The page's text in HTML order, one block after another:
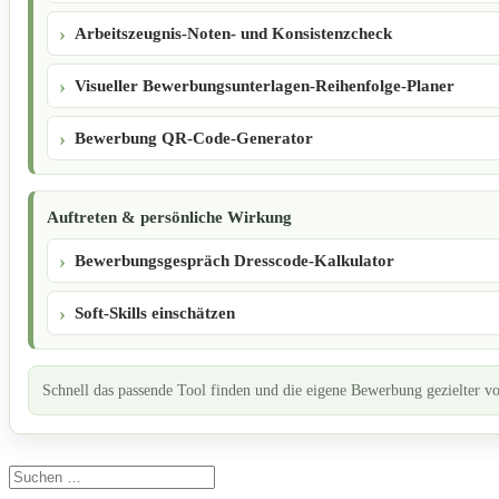
Arbeitszeugnis-Noten- und Konsistenzcheck
Visueller Bewerbungsunterlagen-Reihenfolge-Planer
Bewerbung QR-Code-Generator
Auftreten & persönliche Wirkung
Bewerbungsgespräch Dresscode-Kalkulator
Soft-Skills einschätzen
Schnell das passende Tool finden und die eigene Bewerbung gezielter
Suchen
nach: